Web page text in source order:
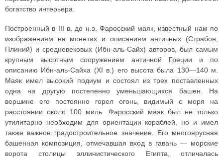
богатство интерьера.
Построенный в III в. до н.э. Фаросский маяк, известный нам по
изображениям на монетах и описаниям античных (Страбон,
Плиний) и средневековых (Ибн-аль-Сайх) авторов, был самым
крупным высотным сооружением античной Греции и по
описанию Ибн-аль-Сайха (XI в.) его высота была 130—140 м.
Маяк имел высокий подиум и состоял из трех поставленных
одна на другую постепенно уменьшающихся башен. На
вершине его постоянно горел огонь, видимый с моря на
расстоянии около 100 миль. Фаросский маяк был не только
утилитарно необходим для ориентации кораблей, но и имел
также важное градостроительное значение. Его многоярусная
башенная композиция, отмечавшая вход в гавань — морские
ворота столицы эллинистического Египта, отличалась